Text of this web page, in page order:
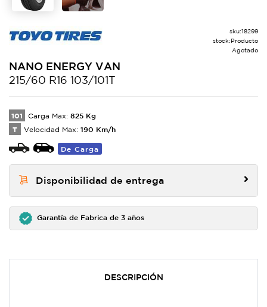
sku:18299
stock:Producto
Agotado
NANO ENERGY VAN
215/60 R16 103/101T
101 Carga Max: 825 Kg
T Velocidad Max: 190 Km/h
De Carga
Disponibilidad de entrega
Garantía de Fabrica de 3 años
DESCRIPCIÓN